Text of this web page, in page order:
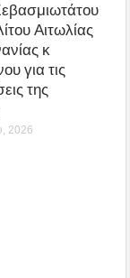
Αιτωλίας
κ
για τις
της
2026